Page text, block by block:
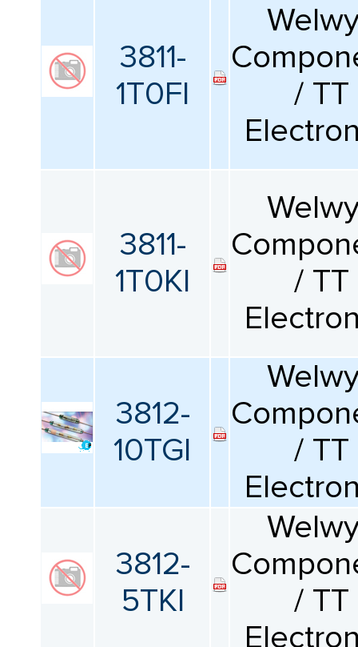
Все
Максимальная рабочая температура
Номинальное напряжение
Все
Длина
Все
3811-
1T0FI
/ TT
3811-
1T0KI
/ TT
3812-
10TGI
/ TT
3812-
5TKI
/ TT